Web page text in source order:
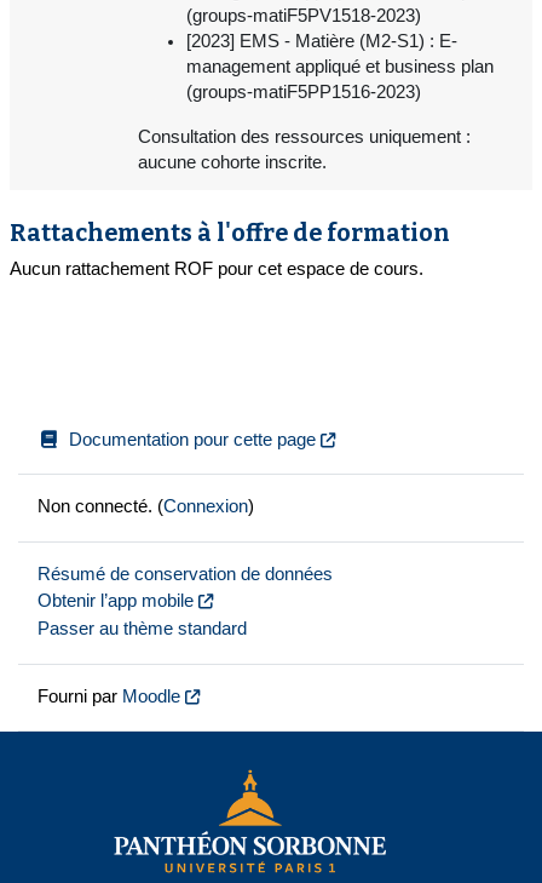
(groups-matiF5PV1518-2023)
[2023] EMS - Matière (M2-S1) : E-
management appliqué et business plan
(groups-matiF5PP1516-2023)
Consultation des ressources uniquement :
aucune cohorte inscrite.
Rattachements à l'offre de formation
Aucun rattachement ROF pour cet espace de cours.
Documentation pour cette page
Non connecté. (Connexion)
Résumé de conservation de données
Obtenir l’app mobile
Passer au thème standard
Fourni par Moodle